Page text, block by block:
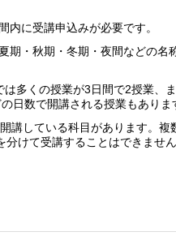
内に受講申込みが必要です。
・秋期・冬期・夜間などの名
多くの授業が3日間で2授業、
日数で開講される授業もありま
講している科目があります。複
けて受講することはできません